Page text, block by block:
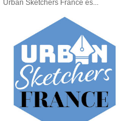
Urban Sketchers France es...